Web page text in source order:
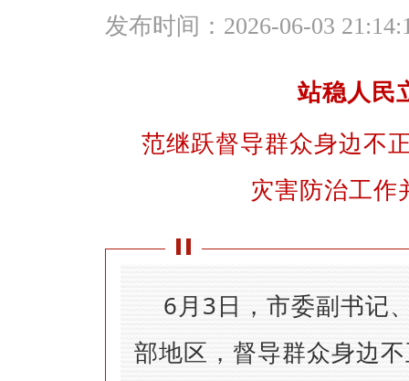
发布时间：2026-06-03
站稳人民
范继跃督导群众身边不
灾害防治工作
6月3日，市委副书记
部地区，督导群众身边